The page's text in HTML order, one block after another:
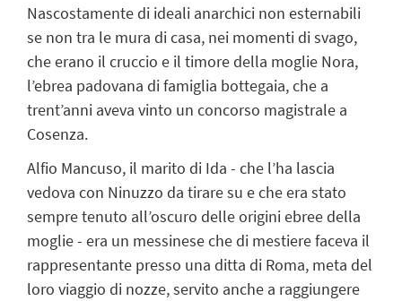
Nascostamente di ideali anarchici non esternabili
se non tra le mura di casa, nei momenti di svago,
che erano il cruccio e il timore della moglie Nora,
l’ebrea padovana di famiglia bottegaia, che a
trent’anni aveva vinto un concorso magistrale a
Cosenza.
Alfio Mancuso, il marito di Ida - che l’ha lascia
vedova con Ninuzzo da tirare su e che era stato
sempre tenuto all’oscuro delle origini ebree della
moglie - era un messinese che di mestiere faceva il
rappresentante presso una ditta di Roma, meta del
loro viaggio di nozze, servito anche a raggiungere